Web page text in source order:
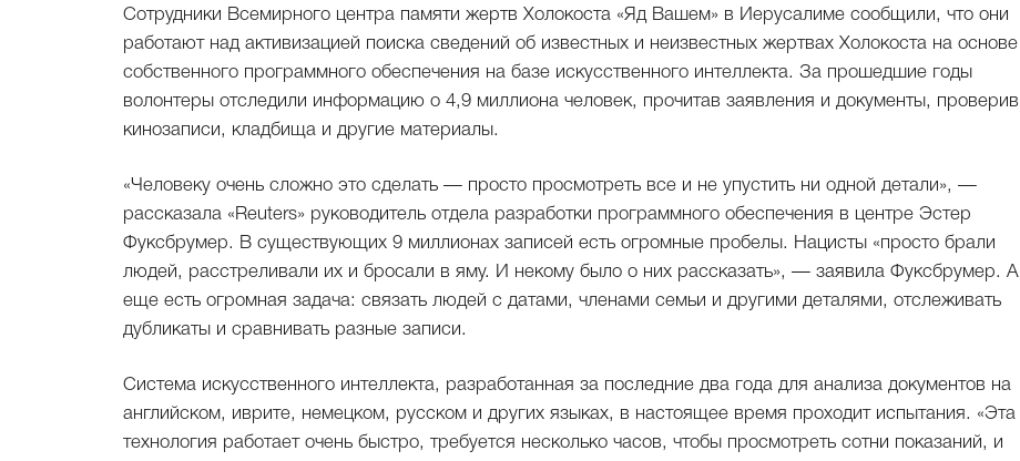
Сотрудники Всемирного центра памяти жертв Холокоста «Яд Вашем» в Иерусалиме сообщили, что они
работают над активизацией поиска сведений об известных и неизвестных жертвах Холокоста на основе
собственного программного обеспечения на базе искусственного интеллекта. За прошедшие годы
волонтеры отследили информацию о 4,9 миллиона человек, прочитав заявления и документы, проверив
кинозаписи, кладбища и другие материалы.
«Человеку очень сложно это сделать — просто просмотреть все и не упустить ни одной детали», —
рассказала «Reuters» руководитель отдела разработки программного обеспечения в центре Эстер
Фуксбрумер. В существующих 9 миллионах записей есть огромные пробелы. Нацисты «просто брали
людей, расстреливали их и бросали в яму. И некому было о них рассказать», — заявила Фуксбрумер. А
еще есть огромная задача: связать людей с датами, членами семьи и другими деталями, отслеживать
дубликаты и сравнивать разные записи.
Система искусственного интеллекта, разработанная за последние два года для анализа документов на
английском, иврите, немецком, русском и других языках, в настоящее время проходит испытания. «Эта
технология работает очень быстро, требуется несколько часов, чтобы просмотреть сотни показаний, и